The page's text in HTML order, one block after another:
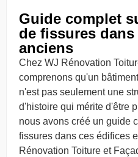
Guide complet
de fissures
anciens
Chez WJ Rénovation
comprenons qu'un
n'est pas seulement une
d'histoire qui mérite d'être
nous avons créé un guide
fissures dans ces édifices
Rénovation Toiture et